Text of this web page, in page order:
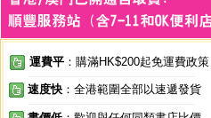
運費平 ：購滿HK$200起免運費政策
速度快 ：全港範圍全部以速遞發貨